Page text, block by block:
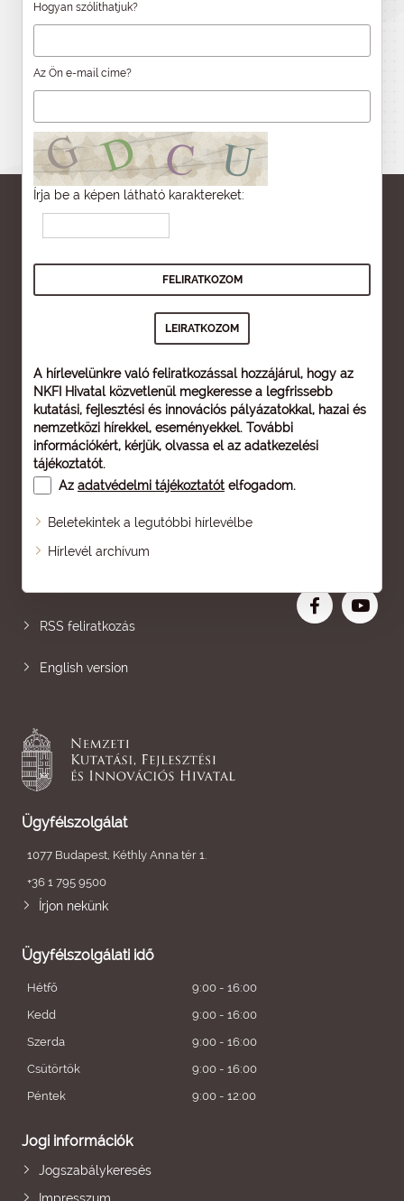
Hogyan szólíthatjuk?
Az Ön e-mail címe?
Írja be a képen látható karaktereket:
A hírlevelünkre való feliratkozással hozzájárul, hogy az
NKFI Hivatal közvetlenül megkeresse a legfrissebb
kutatási, fejlesztési és innovációs pályázatokkal, hazai és
nemzetközi hírekkel, eseményekkel. További
információkért, kérjük, olvassa el az adatkezelési
tájékoztatót.
Az adatvédelmi tájékoztatót elfogadom.
Beletekintek a legutóbbi hírlevélbe
Hírlevél archívum
Oldaltérkép
RSS feliratkozás
English version
Ügyfélszolgálat
1077 Budapest, Kéthly Anna tér 1.
+36 1 795 9500
Írjon nekünk
Ügyfélszolgálati idő
Hétfő
9:00 - 16:00
Kedd
9:00 - 16:00
Szerda
9:00 - 16:00
Csütörtök
9:00 - 16:00
Péntek
9:00 - 12:00
Jogi információk
Jogszabálykeresés